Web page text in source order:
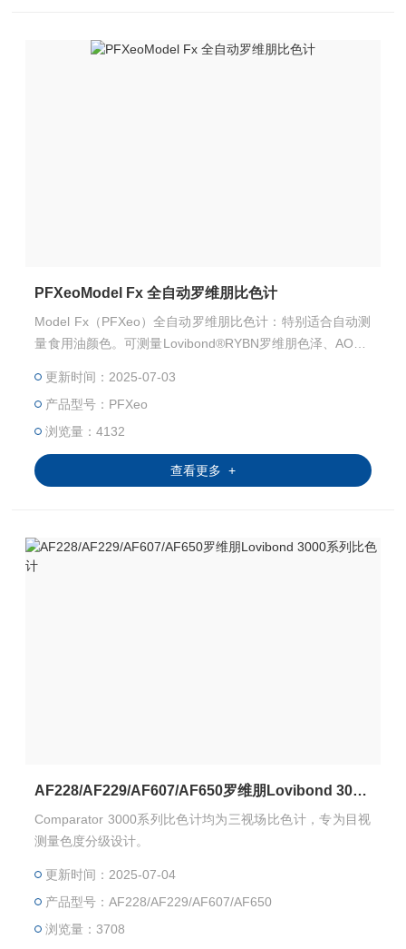
PFXeoModel Fx 全自动罗维朋比色计
Model Fx（PFXeo）全自动罗维朋比色计：特别适合自动测
量食用油颜色。可测量Lovibond®RYBN罗维朋色泽、AOCS
关标准和行业标准。可测量高温样品（内置加热器）。实时
显示样品温度，避免结晶状态下测量。方便简易的集成操作
系统。耐化学腐蚀外壳，适于食用油精炼厂长期、连续使
用。
更新时间：2025-07-03
产品型号：PFXeo
浏览量：4132
查看更多 +
AF228/AF229/AF607/AF650罗维朋Lovibond 3000系列比色计
Comparator 3000系列比色计均为三视场比色计，专为目视
测量色度分级设计。
更新时间：2025-07-04
产品型号：AF228/AF229/AF607/AF650
浏览量：3708